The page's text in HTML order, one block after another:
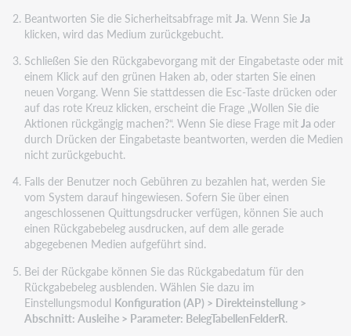
Beantworten Sie die Sicherheitsabfrage mit Ja. Wenn Sie Ja
klicken, wird das Medium zurückgebucht.
Schließen Sie den Rückgabevorgang mit der Eingabetaste oder mit
einem Klick auf den grünen Haken ab, oder starten Sie einen
neuen Vorgang. Wenn Sie stattdessen die Esc-Taste drücken oder
auf das rote Kreuz klicken, erscheint die Frage „Wollen Sie die
Aktionen rückgängig machen?“. Wenn Sie diese Frage mitJa oder
durch Drücken der Eingabetaste beantworten, werden die Medien
nicht zurückgebucht.
Falls der Benutzer noch Gebühren zu bezahlen hat, werden Sie
vom System darauf hingewiesen. Sofern Sie über einen
angeschlossenen Quittungsdrucker verfügen, können Sie auch
einen Rückgabebeleg ausdrucken, auf dem alle gerade
abgegebenen Medien aufgeführt sind.
Bei der Rückgabe können Sie das Rückgabedatum für den
Rückgabebeleg ausblenden. Wählen Sie dazu im
Einstellungsmodul Konfiguration (AP) > Direkteinstellung >
Abschnitt: Ausleihe > Parameter: BelegTabellenFelderR.